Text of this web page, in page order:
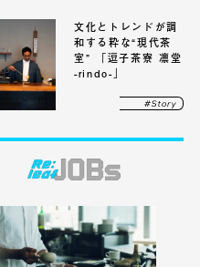
文化とトレンドが調
和する粋な“現代茶
室” 「逗子茶寮 凛堂
-rindo-」